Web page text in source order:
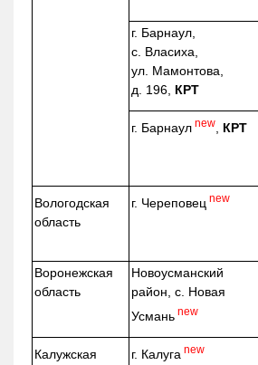
г. Барнаул,
с. Власиха,
ул. Мамонтова,
д. 196, КРТ
г. Барнаул new КРТ
Вологодская
область
г. Череповец new
Воронежская
область
Новоусманский
район, с. Новая
Усмань new
Калужская
г. Калуга new